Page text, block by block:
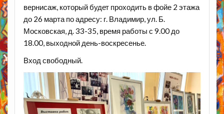
вернисаж, который будет проходить в фойе 2 этажа
до 26 марта по адресу: г. Владимир, ул. Б.
Московская, д. 33-35, время работы с 9.00 до
18.00, выходной день-воскресенье.
Вход свободный.